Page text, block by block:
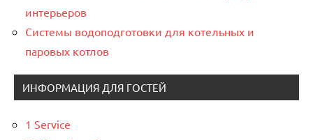
интерьеров
Системы водоподготовки для котельных и
паровых котлов
ИНФОРМАЦИЯ ДЛЯ ГОСТЕЙ
1 Service